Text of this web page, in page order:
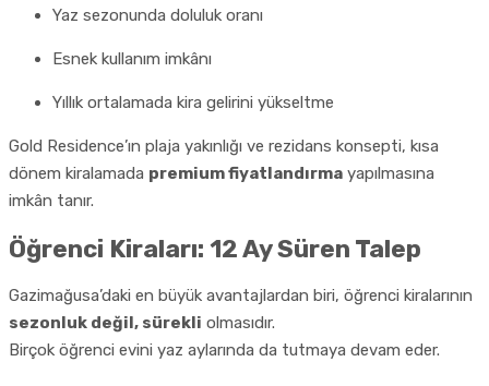
Yaz sezonunda doluluk oranı
Esnek kullanım imkânı
Yıllık ortalamada kira gelirini yükseltme
Gold Residence’ın plaja yakınlığı ve rezidans konsepti, kısa
dönem kiralamada premium fiyatlandırma yapılmasına
imkân tanır.
Öğrenci Kiraları: 12 Ay Süren Talep
Gazimağusa’daki en büyük avantajlardan biri, öğrenci kiralarının
sezonluk değil, sürekli olmasıdır.
Birçok öğrenci evini yaz aylarında da tutmaya devam eder.